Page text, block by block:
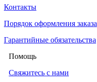
Контакты
Порядок оформления заказа
Гарантийные обязательства
Помощь
Свяжитесь с нами